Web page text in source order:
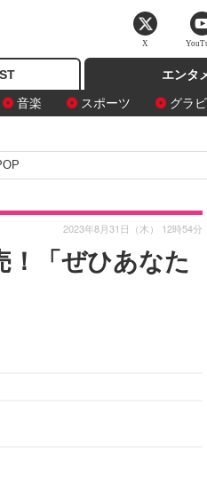
エンタ
音楽 スポーツ グラ
！「ぜひあなた
2023年8月31日（木） 12時54分
X